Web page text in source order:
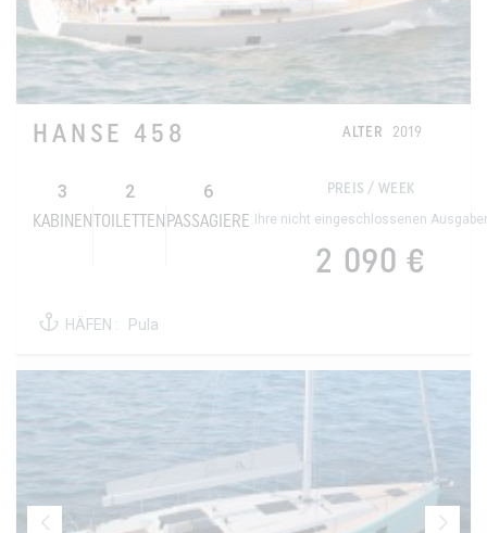
HANSE 458 ALTER 2019
3
KABINEN
2
TOILETTEN
6
PASSAGIERE
PREIS / WEEK
Ihre nicht eingeschlossenen
2 090 €
HÄFEN : Pula